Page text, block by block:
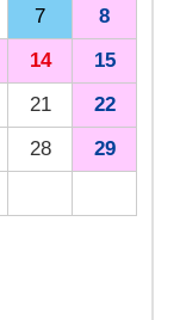
7
8
14
15
21
22
28
29